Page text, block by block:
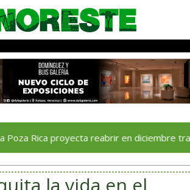
proyecta reabrir en diciembre tras
la vida en el